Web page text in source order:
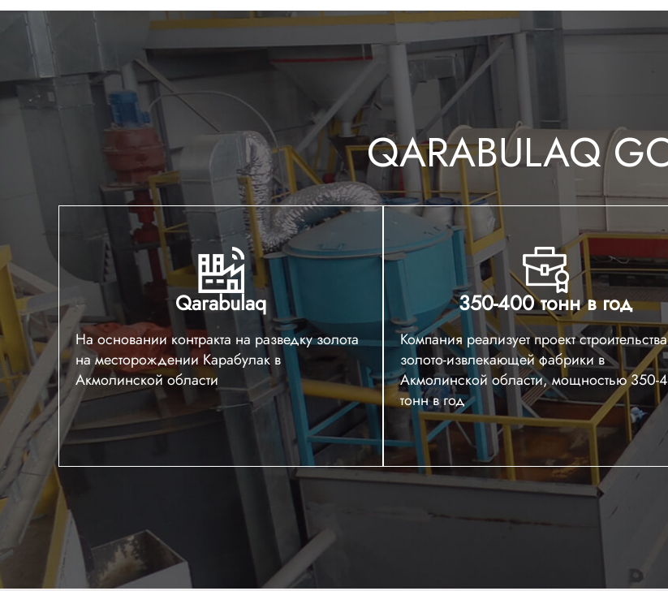
QARABULAQ
Qarabulaq
На основании контракта на разведку золота
на месторождении Карабулак в
Акмолинской области
350-400 тонн в год
Компания реализует проект строительства
золото-извлекающей фабрики в
Акмолинской области, мощностью 350-
тонн в год